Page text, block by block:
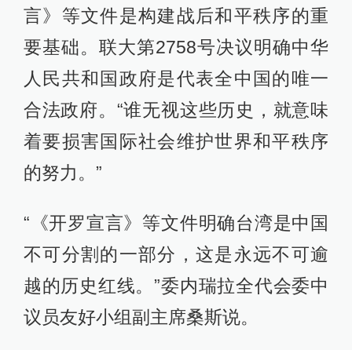
言》等文件是构建战后和平秩序的重
要基础。联大第2758号决议明确中华
人民共和国政府是代表全中国的唯一
合法政府。“谁无视这些历史，就意味
着要损害国际社会维护世界和平秩序
的努力。”
“《开罗宣言》等文件明确台湾是中国
不可分割的一部分，这是永远不可逾
越的历史红线。”委内瑞拉全代会委中
议员友好小组副主席桑斯说。